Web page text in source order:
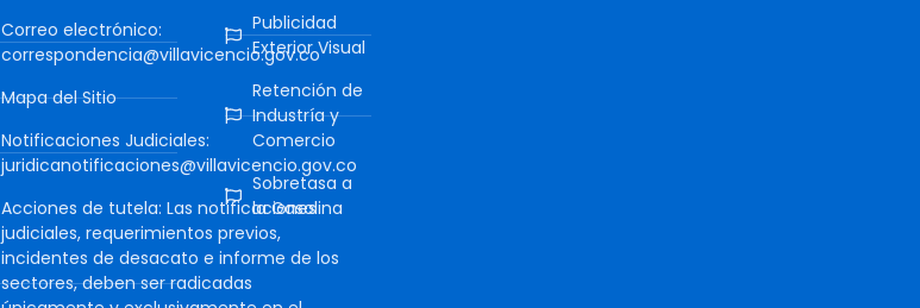
Correo electrónico:
correspondencia@villavicencio.gov.co
Mapa del Sitio
Notificaciones Judiciales:
juridicanotificaciones@villavicencio.gov.co
Acciones de tutela: Las notificaciones
judiciales, requerimientos previos,
incidentes de desacato e informe de los
sectores, deben ser radicadas
Publicidad
Exterior Visual
Retención de
Industría y
Comercio
Sobretasa a
la Gasolina